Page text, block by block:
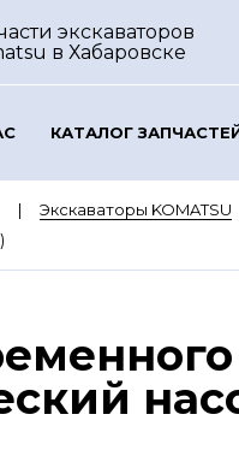
экскаваторов
в Хабаровске
КАТАЛОГ
Экскаваторы KOMATSU